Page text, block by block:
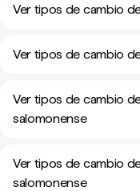
Ver tipos de cambio
Ver tipos de cambio
Ver tipos de cambio
salomonense
Ver tipos de cambio
salomonense